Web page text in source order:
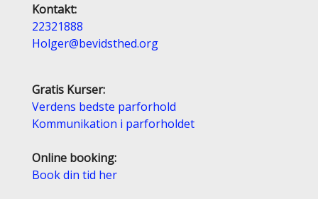
Kontakt:
22321888
Holger@bevidsthed.org
Gratis Kurser:
Verdens bedste parforhold
Kommunikation i parforholdet
Online booking:
Book din tid her